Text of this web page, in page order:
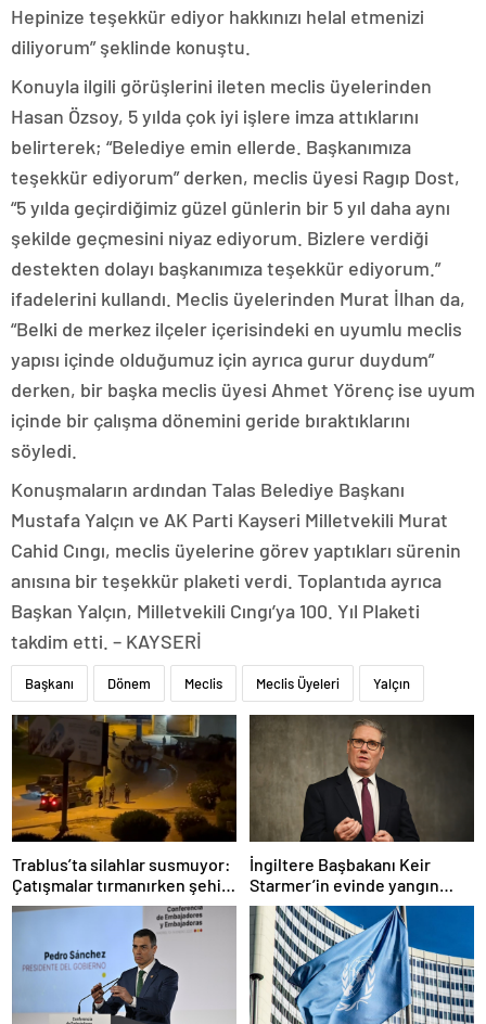
Hepinize teşekkür ediyor hakkınızı helal etmenizi
diliyorum” şeklinde konuştu.
Konuyla ilgili görüşlerini ileten meclis üyelerinden
Hasan Özsoy, 5 yılda çok iyi işlere imza attıklarını
belirterek; “Belediye emin ellerde. Başkanımıza
teşekkür ediyorum” derken, meclis üyesi Ragıp Dost,
“5 yılda geçirdiğimiz güzel günlerin bir 5 yıl daha aynı
şekilde geçmesini niyaz ediyorum. Bizlere verdiği
destekten dolayı başkanımıza teşekkür ediyorum.”
ifadelerini kullandı. Meclis üyelerinden Murat İlhan da,
“Belki de merkez ilçeler içerisindeki en uyumlu meclis
yapısı içinde olduğumuz için ayrıca gurur duydum”
derken, bir başka meclis üyesi Ahmet Yörenç ise uyum
içinde bir çalışma dönemini geride bıraktıklarını
söyledi.
Konuşmaların ardından Talas Belediye Başkanı
Mustafa Yalçın ve AK Parti Kayseri Milletvekili Murat
Cahid Cıngı, meclis üyelerine görev yaptıkları sürenin
anısına bir teşekkür plaketi verdi. Toplantıda ayrıca
Başkan Yalçın, Milletvekili Cıngı’ya 100. Yıl Plaketi
takdim etti. – KAYSERİ
Başkanı Dönem Meclis Meclis Üyeleri Yalçın
Trablus’ta silahlar susmuyor:
Çatışmalar tırmanırken şehir
alarmda
İngiltere Başbakanı Keir
Starmer’in evinde yangın
çıktı